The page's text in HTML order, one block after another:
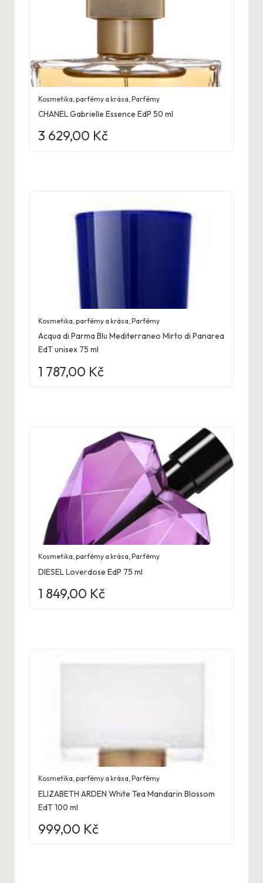
Kosmetika, parfémy a krása ,Parfémy
CHANEL Gabrielle Essence EdP 50 ml
3 629,00 Kč
Kosmetika, parfémy a krása ,Parfémy
Acqua di Parma Blu Mediterraneo Mirto di Panarea
EdT unisex 75 ml
1 787,00 Kč
Kosmetika, parfémy a krása,Parfémy
DIESEL Loverdose EdP 75 ml
1 849,00 Kč
Kosmetika, parfémy a krása,Parfémy
ELIZABETH ARDEN White Tea Mandarin Blossom
EdT 100 ml
999,00 Kč